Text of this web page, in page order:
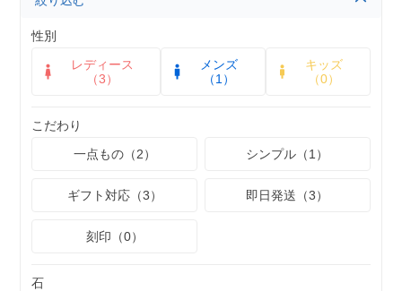
性別
レディース
（3）
メンズ
（1）
キッズ
（0）
こだわり
一点もの（2）
シンプル（1）
ギフト対応（3） 即日発送（3）
刻印（0）
石